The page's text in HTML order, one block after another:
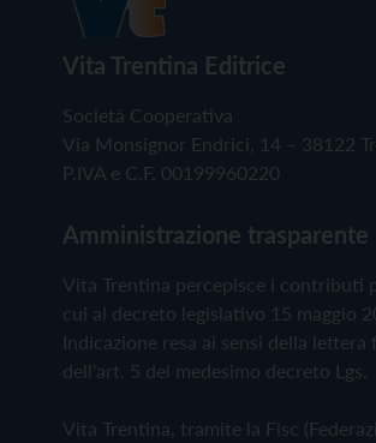
Vita Trentina Editrice
Società Cooperativa
Via Monsignor Endrici, 14 – 38122
P.IVA e C.F. 00199960220
Amministrazione trasparente
Vita Trentina percepisce i contributi
cui al decreto legislativo 15 maggio
Indicazione resa ai sensi della lettera
dell'art. 5 del medesimo decreto Lgs.
Vita Trentina, tramite la Fisc